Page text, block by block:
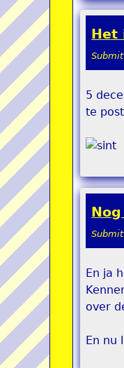
Het
5
te
En ja
over
En nu